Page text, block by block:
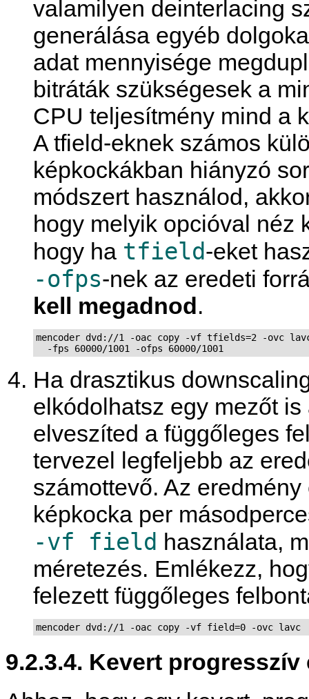
valamilyen deinterlacing
generálása egyéb
adat mennyisége
bitráták szükségesek a
CPU teljesítmény mind a
A tfield-eknek számos
képkockákban hiányzó
módszert használod,
hogy melyik opcióval néz
hogy ha tfield-eket
-ofps-nek az eredeti
kell megadnod.
mencoder dvd://1 -oac copy -vf tfields=2 -ovc
  -fps 60000/1001 -ofps 60000/1001
Ha drasztikus
elkódolhatsz egy mezőt
elveszíted a függőleges
tervezel legfeljebb az
számottevő. Az
képkocka per
-vf field használata,
méretezés. Emlékezz,
felezett függőleges
mencoder dvd://1 -oac copy -vf field=0 -ovc lavc
9.2.3.4. Kevert progresszív